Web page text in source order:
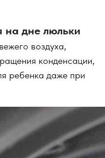
на дне люльки
воздуха,
конденсации,
ребенка даже при